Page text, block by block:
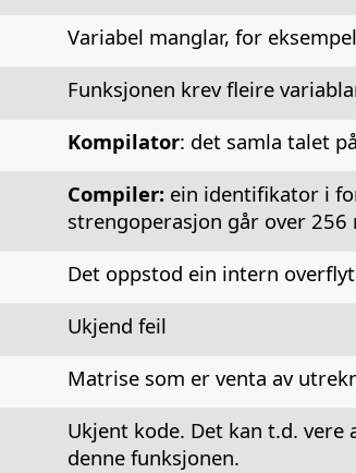
Variabel manglar, for
Funksjonen krev fleire
Kompilator: det samla talet
Compiler:ein identifikator i
strengoperasjon går over
Det oppstod ein intern
Ukjend feil
Matrise som er venta av
Ukjent kode. Det kan t.d.
denne funksjonen.